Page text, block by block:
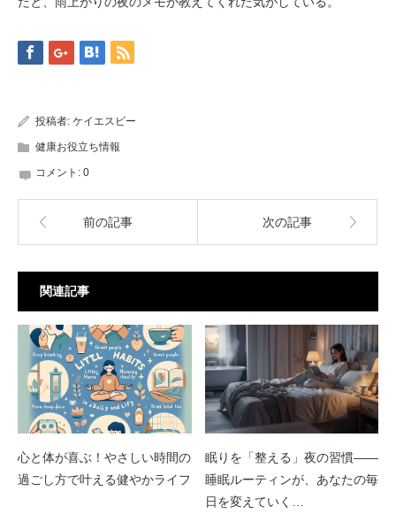
投稿者: ケイエスビー
健康お役立ち情報
コメント: 0
前の記事 次の記事
関連記事
心と体が喜ぶ！やさしい時間の
過ごし方で叶える健やかライフ
眠りを「整える」夜の習慣——
睡眠ルーティンが、あなたの毎
日を変えていく…